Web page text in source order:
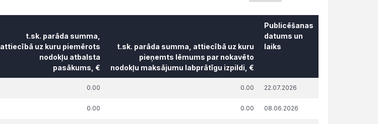
t.sk. parāda summa,
attiecībā uz kuru piemērots
nodokļu atbalsta
pasākums, €
t.sk. parāda summa, attiecībā uz kuru
pieņemts lēmums par nokavēto
nodokļu maksājumu labprātīgu izpildi, €
Publicēšanas
datums un
laiks
nodokļu atbalsta
nodokļu maksājumu labprātīgu izpildi, €
laiks
0.00 0.00 22.07.2026
0.00 0.00 08.06.2026